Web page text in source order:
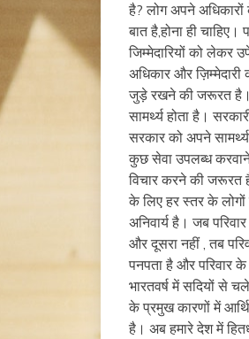
है? लोग अपने
बात है,होना ही
जिम्मेदारियों को लेकर
अधिकार और
जुड़े रखने की जरूरत
सामर्थ्य होता है।
सरकार को अपने
कुछ सेवा उपलब्ध
विचार करने की जरूरत
के लिए हर स्तर के
अनिवार्य है। जब
और दूसरा नहीं , तब
पनपता है और परिवार
भारतवर्ष में सदियों से
के प्रमुख कारणों में
है। अब हमारे देश में